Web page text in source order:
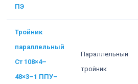
ПЭ
Тройник
параллельный
Ст 108×4–
48×3–1 ППУ–
Параллельный
тройник